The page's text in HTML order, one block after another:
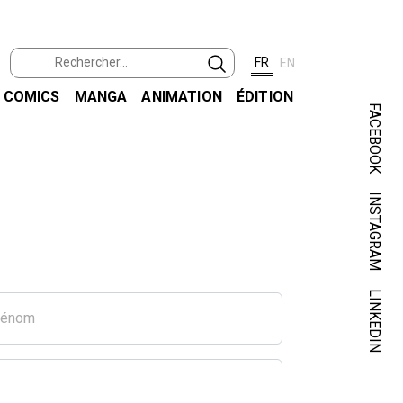
FR EN
COMICS MANGA ANIMATION ÉDITION
FACEBOOK
INSTAGRAM
LINKEDIN